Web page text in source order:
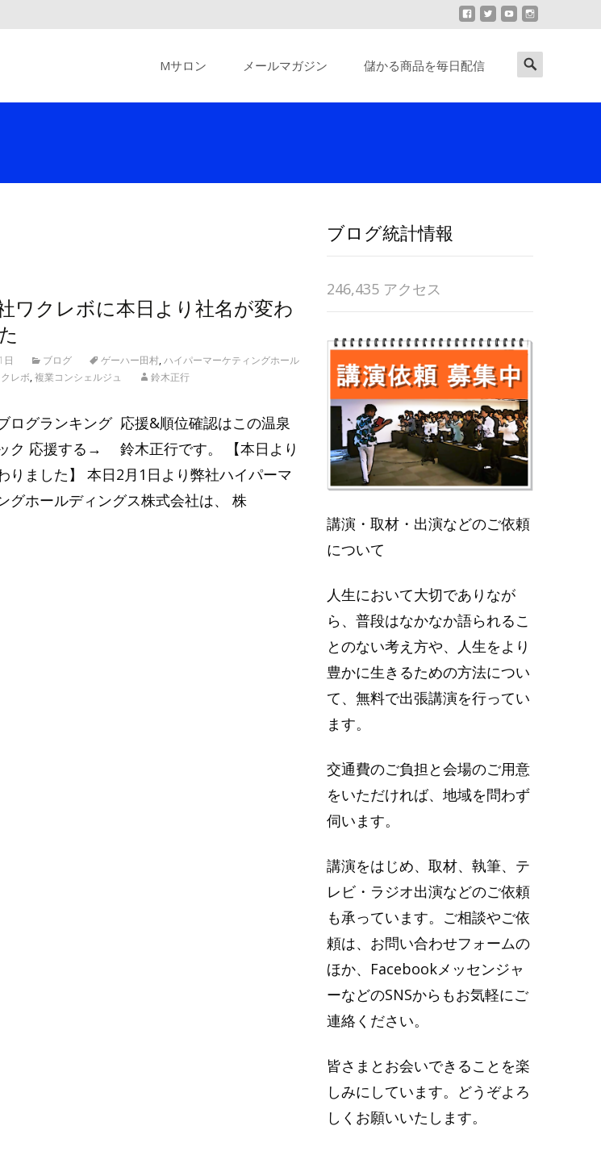
Mサロン メールマガジン 儲かる商品を毎日配信
Search
ワクレボに本日より社名が変わ
日 ブログ ゲーハー田村,ハイパーマーケティングホール
レボ,複業コンシェルジュ 鈴木正行
ログランキング 応援&順位確認はこの温泉
ク 応援する→ 鈴木正行です。 【本日より
りました】 本日2月1日より弊社ハイパーマ
グホールディングス株式会社は、 株
ブログ統計情報
246,435 アクセス
講演・取材・出演などのご依頼
について
人生において大切でありなが
ら、普段はなかなか語られるこ
とのない考え方や、人生をより
豊かに生きるための方法につい
て、無料で出張講演を行ってい
ます。
交通費のご負担と会場のご用意
をいただければ、地域を問わず
伺います。
講演をはじめ、取材、執筆、テ
レビ・ラジオ出演などのご依頼
も承っています。ご相談やご依
頼は、お問い合わせフォームの
ほか、Facebookメッセンジャ
ーなどのSNSからもお気軽にご
連絡ください。
皆さまとお会いできることを楽
しみにしています。どうぞよろ
しくお願いいたします。